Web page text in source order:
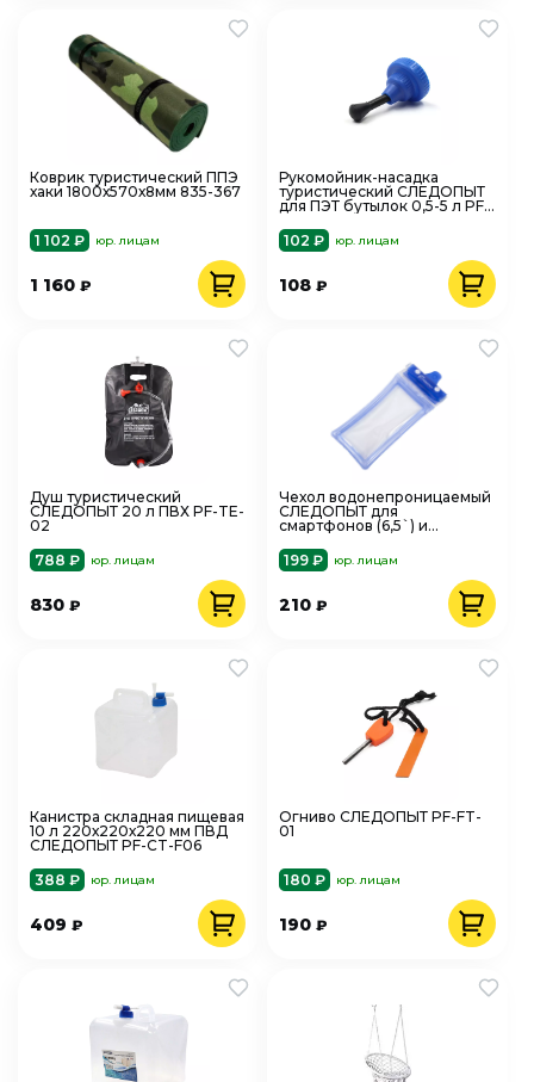
Коврик туристический ППЭ
хаки 1800х570х8мм 835-367
1 102 ₽ юр. лицам
1 160 ₽
Рукомойник-насадка
туристический СЛЕДОПЫТ
для ПЭТ бутылок 0,5-5 л PF-
102 ₽
юр. лицам
108₽
Душ туристический
СЛЕДОПЫТ 20 л ПВХ PF-TE-
02
788 ₽
юр. лицам
830 ₽
Чехол водонепроницаемый
СЛЕДОПЫТ для
смартфонов (6,5`) и
шнуром
199 ₽ юр. лицам
210₽
Канистра складная пищевая
10 л 220х220х220 мм ПВД
СЛЕДОПЫТ PF-CT-F06
388 ₽
юр. лицам
409 ₽
Огниво СЛЕДОПЫТ PF-FT-
01
180 ₽ юр. лицам
190₽